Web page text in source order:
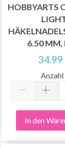
HOBBYARTS
6.50 MM,
34.99
Anzahl
In den